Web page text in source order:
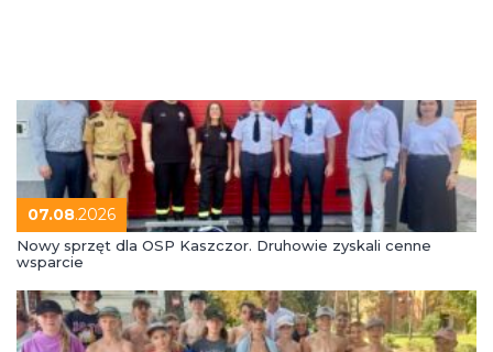
07.08.2026
Nowy sprzęt dla OSP Kaszczor. Druhowie zyskali cenne
wsparcie